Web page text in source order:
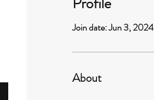
Join date: Jun 3, 2024
About